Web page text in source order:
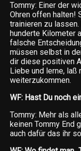
Tommy: Einer der
Ohren offen halten!
trainieren zu
hunderte Kilometer
falsche
müssen selbst in
dir diese positiven
Liebe und lerne, laß
weiterzukommen.
WF: Hast Du noch
Tommy: Mehr als
keinen Tommy End
auch dafür das ihr